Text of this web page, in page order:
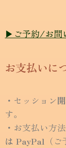
▶︎ご予約/お問
お支払いに
・セッション
す。
・お支払い方法
は PayPal （